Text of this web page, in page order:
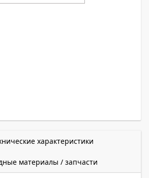
характеристики
материалы / запчасти